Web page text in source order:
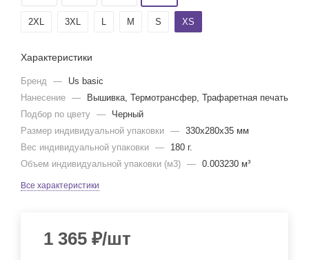
2XL 3XL L M S XS
Характеристики
Бренд —
Us basic
Нанесение —
Вышивка, Термотрансфер, Трафаретная печать
Подбор по цвету —
Черный
Размер индивидуальной упаковки — 330x280x35 мм
Вес индивидуальной упаковки —
180 г.
Объем индивидуальной упаковки (м3) — 0.003230 м³
Все характеристики
1 365 ₽/шт